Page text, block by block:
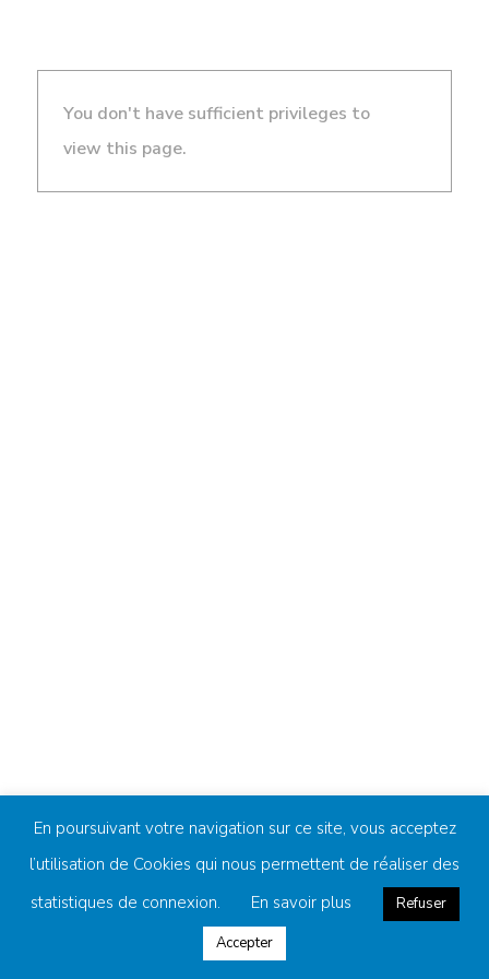
You don't have sufficient privileges to
view this page.
En poursuivant votre navigation sur ce site, vous acceptez
l’utilisation de Cookies qui nous permettent de réaliser des
statistiques de connexion.
En savoir plus
Refuser
Accepter